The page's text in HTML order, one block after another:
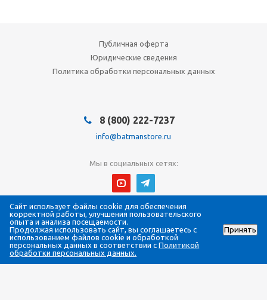
Публичная оферта
Юридические сведения
Политика обработки персональных данных
8 (800) 222-7237
info@batmanstore.ru
Мы в социальных сетях:
© 2026 БэтмэнМагазин (BatmanStore)
Интернет-магазин электроники и систем безопасности
Все права защищены
ИП Густова Джесика Ренартовна
ИНН 784808988565
ОГРНИП 317784700294058
Сайт использует файлы cookie для обеспечения
корректной работы, улучшения пользовательского
опыта и анализа посещаемости.
Продолжая использовать сайт, вы соглашаетесь с
использованием файлов cookie и обработкой
персональных данных в соответствии сПолитикой
обработки персональных данных.
Принять